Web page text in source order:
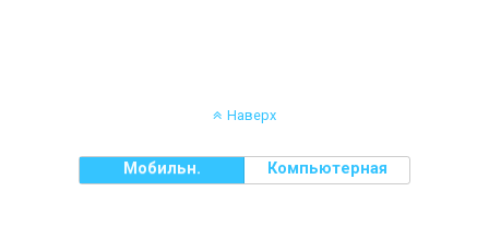
Наверх
Мобильн. Компьютерная